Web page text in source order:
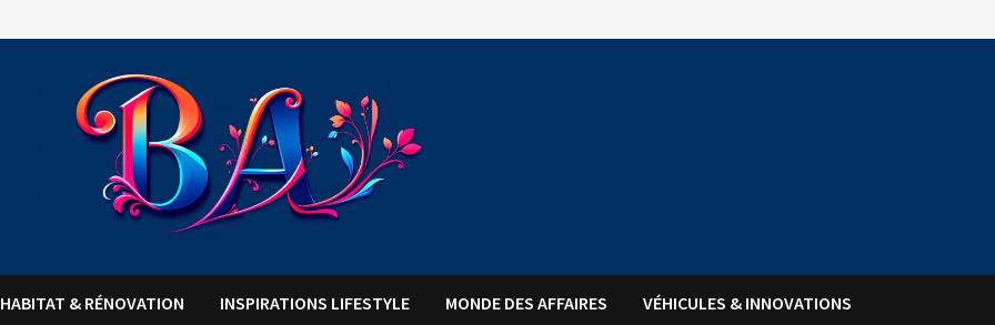
HABITAT & RÉNOVATION INSPIRATIONS LIFESTYLE MONDE DES AFFAIRES VÉHICULES & INNOVATIONS